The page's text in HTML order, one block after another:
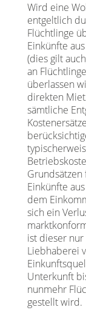
Wird eine
entgeltlich
Flüchtlinge
Einkünfte
(dies gilt
an
überlassen
direkten
sämtliche
Grundsätzen
Einkünfte
dem
sich ein
ist dieser
Liebhaberei
Unterkunft
nunmehr
gestellt wird.